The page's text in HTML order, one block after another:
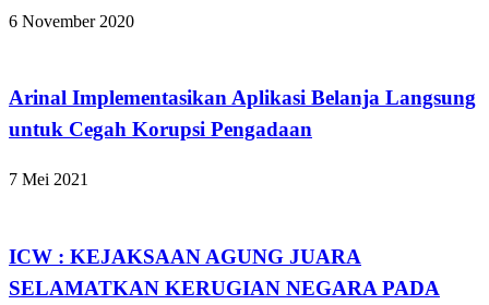
6 November 2020
Arinal Implementasikan Aplikasi Belanja Langsung
untuk Cegah Korupsi Pengadaan
7 Mei 2021
ICW : KEJAKSAAN AGUNG JUARA
SELAMATKAN KERUGIAN NEGARA PADA